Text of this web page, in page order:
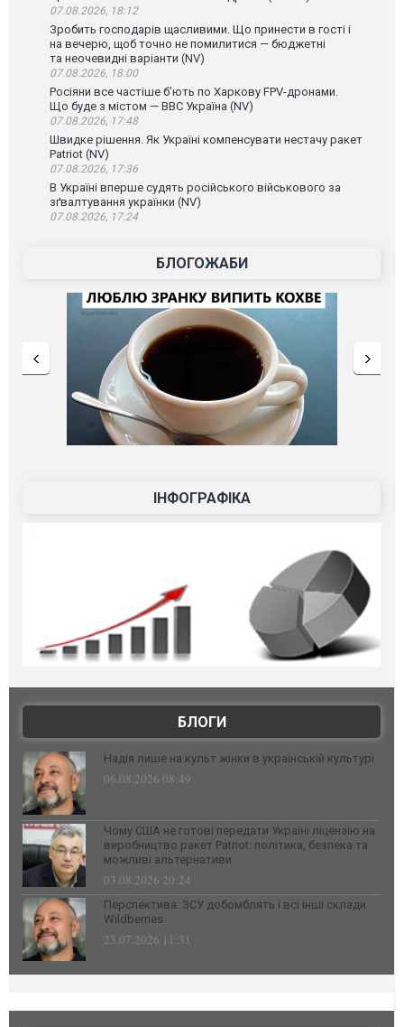
07.08.2026, 18:12
Зробить господарів щасливими. Що принести в гості і
на вечерю, щоб точно не помилитися — бюджетні
та неочевидні варіанти (NV)
07.08.2026, 18:00
Росіяни все частіше бʼють по Харкову FPV-дронами.
Що буде з містом — ВВС Україна (NV)
07.08.2026, 17:48
Швидке рішення. Як Україні компенсувати нестачу ракет
Patriot (NV)
07.08.2026, 17:36
В Україні вперше судять російського військового за
зґвалтування українки (NV)
07.08.2026, 17:24
БЛОГОЖАБИ
ІНФОГРАФІКА
БЛОГИ
Надія лише на культ жінки в українській культурі
06.08.2026 08:49
Чому США не готові передати Україні ліцензію на
виробництво ракет Patriot: політика, безпека та
можливі альтернативи
03.08.2026 20:24
Перспектива: ЗСУ добомблять і всі інші склади
Wildberries
23.07.2026 11:31